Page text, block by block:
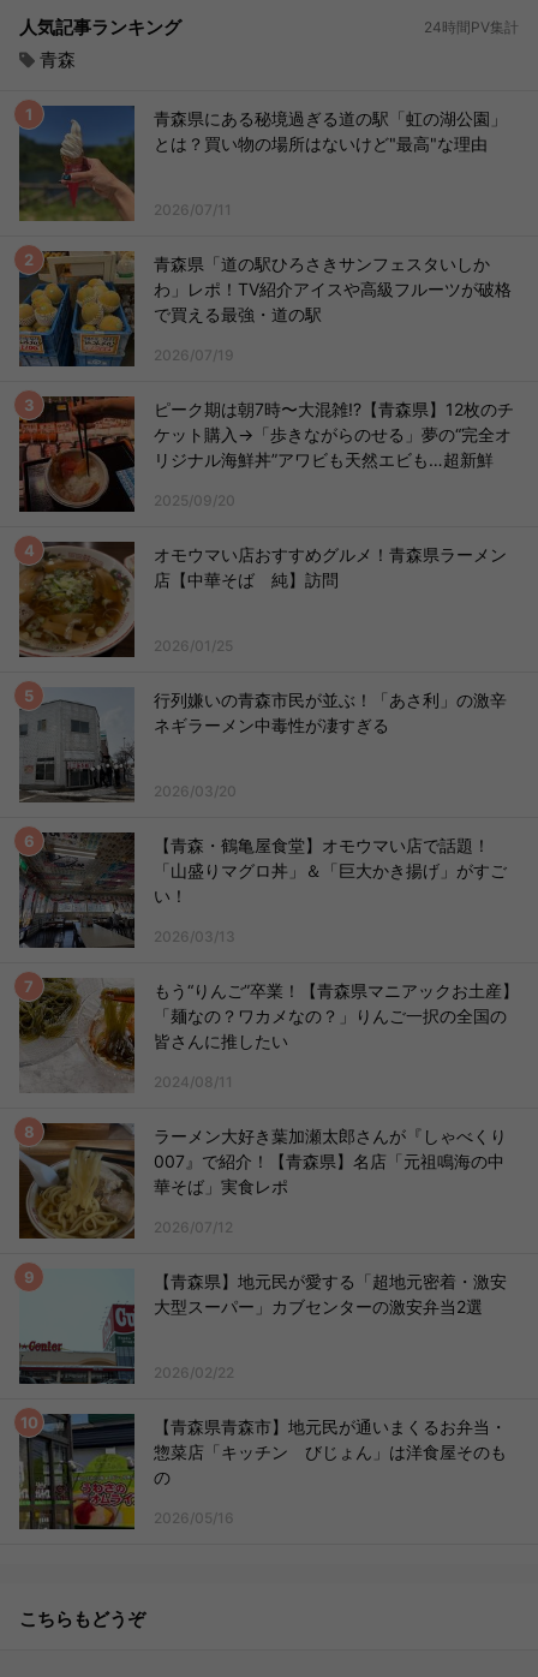
人気記事ランキング 24時間PV集計
青森
青森県にある秘境過ぎる道の駅「虹の湖公園」
とは？買い物の場所はないけど"最高"な理由
2026/07/11
青森県「道の駅ひろさきサンフェスタいしか
わ」レポ！TV紹介アイスや高級フルーツが破格
で買える最強・道の駅
2026/07/19
ピーク期は朝7時〜大混雑!?【青森県】12枚のチ
ケット購入→「歩きながらのせる」夢の“完全オ
リジナル海鮮丼”アワビも天然エビも…超新鮮
2025/09/20
オモウマい店おすすめグルメ！青森県ラーメン
店【中華そば 純】訪問
2026/01/25
行列嫌いの青森市民が並ぶ！「あさ利」の激辛
ネギラーメン中毒性が凄すぎる
2026/03/20
【青森・鶴亀屋食堂】オモウマい店で話題！
「山盛りマグロ丼」＆「巨大かき揚げ」がすご
い！
2026/03/13
もう“りんご”卒業！【青森県マニアックお土産】
「麺なの？ワカメなの？」りんご一択の全国の
皆さんに推したい
2024/08/11
ラーメン大好き葉加瀬太郎さんが『しゃべくり
007』で紹介！【青森県】名店「元祖鳴海の中
華そば」実食レポ
2026/07/12
【青森県】地元民が愛する「超地元密着・激安
大型スーパー」カブセンターの激安弁当2選
2026/02/22
【青森県青森市】地元民が通いまくるお弁当・
惣菜店「キッチン びじょん」は洋食屋そのも
の
2026/05/16
こちらもどうぞ